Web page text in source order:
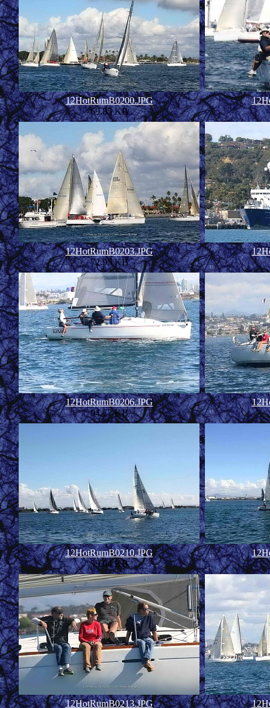
12HotRumB0200.JPG
69.85 KB
12HotRumB0203.JPG
72.95 KB
12HotRumB0206.JPG
94.77 KB
12HotRumB0210.JPG
59.04 KB
12HotRumB0213.JPG